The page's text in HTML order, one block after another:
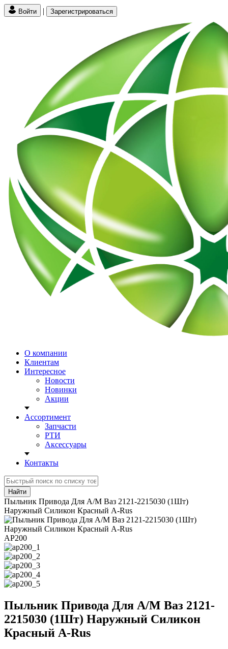
Войти | Зарегистрироваться
О компании
Клиентам
Интересное
Новости
Новинки
Акции
Ассортимент
Запчасти
РТИ
Аксессуары
Контакты
Найти
Пыльник Привода Для А/М Ваз 2121-2215030 (1Шт)
Наружный Силикон Красный A-Rus
АР200
Пыльник Привода Для А/М Ваз 2121-
2215030 (1Шт) Наружный Силикон
Красный A-Rus